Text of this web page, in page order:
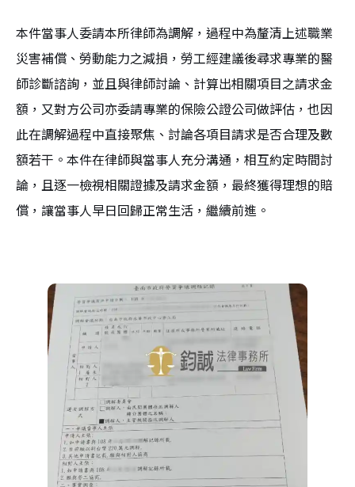
本件當事人委請本所律師為調解，過程中為釐清上述職業
災害補償、勞動能力之減損，勞工經建議後尋求專業的醫
師診斷諮詢，並且與律師討論、計算出相關項目之請求金
額，又對方公司亦委請專業的保險公證公司做評估，也因
此在調解過程中直接聚焦、討論各項目請求是否合理及數
額若干。本件在律師與當事人充分溝通，相互約定時間討
論，且逐一檢視相關證據及請求金額，最終獲得理想的賠
償，讓當事人早日回歸正常生活，繼續前進。